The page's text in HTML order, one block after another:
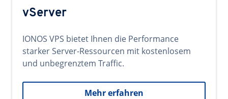
vServer
IONOS VPS bietet Ihnen die Performance
starker Server-Ressourcen mit kostenlosem
und unbegrenztem Traffic.
Mehr erfahren